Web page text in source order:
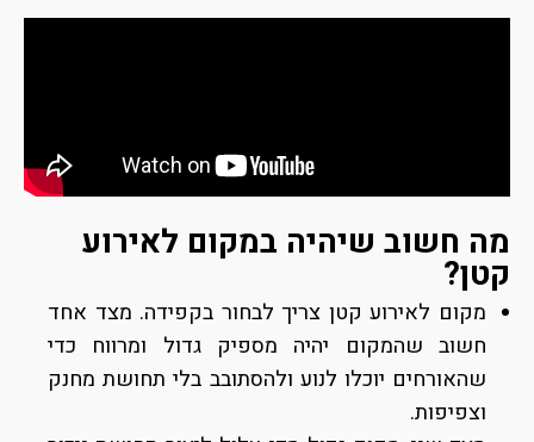
מה חשוב שיהיה במקום לאירוע
קטן?
מקום לאירוע קטן צריך לבחור בקפידה. מצד אחד
חשוב שהמקום יהיה מספיק גדול ומרווח כדי
שהאורחים יוכלו לנוע ולהסתובב בלי תחושת מחנק
וצפיפות.